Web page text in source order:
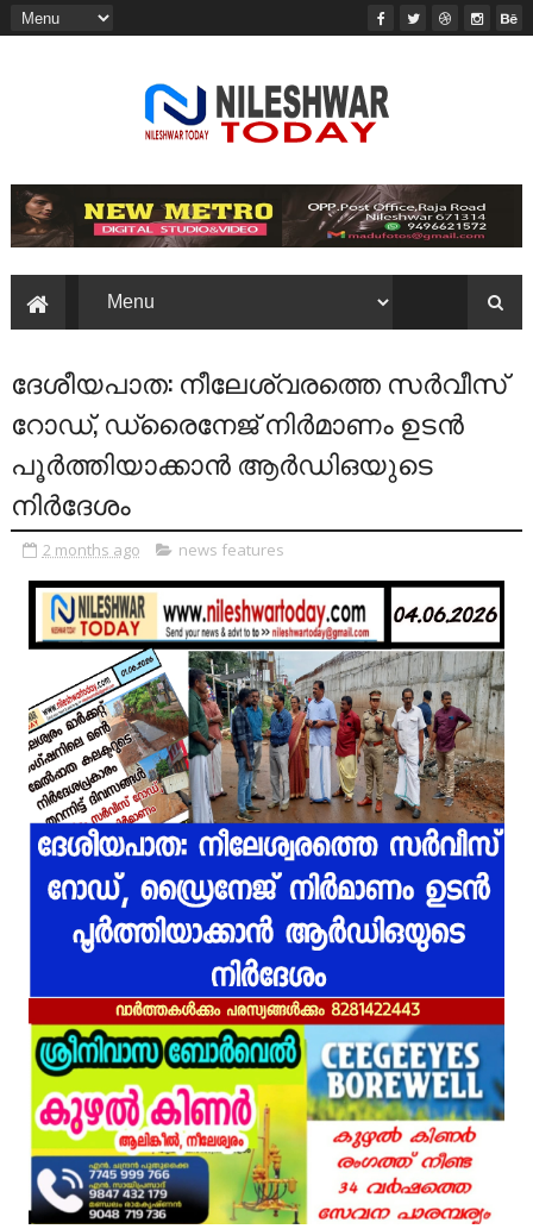
ദേശീയപാത: നീലേശ്വരത്തെ സർവീസ്
റോഡ്, ഡ്രൈനേജ് നിർമാണം ഉടൻ
പൂർത്തിയാക്കാൻ ആർഡിഒയുടെ
നിർദേശം
2 months ago news features